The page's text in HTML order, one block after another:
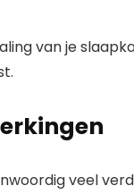
van je
veel